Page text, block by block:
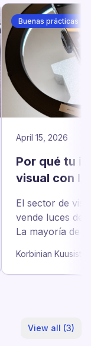
Buenas prácticas
April 15, 2026
Por qué tu
visual con
500 €
El sector de
vende luces de
La mayoría de
anillo de luz de
foco lateral.
Korbinian Kuusisto
View all (3)